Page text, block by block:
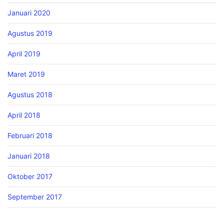
Januari 2020
Agustus 2019
April 2019
Maret 2019
Agustus 2018
April 2018
Februari 2018
Januari 2018
Oktober 2017
September 2017